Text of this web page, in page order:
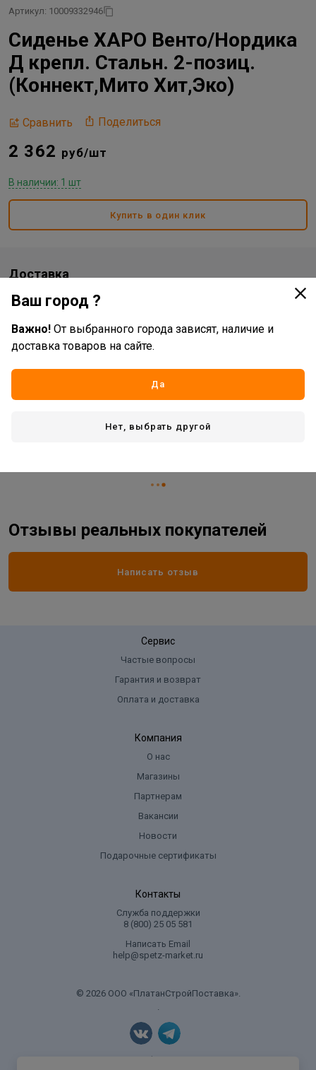
Артикул: 10009332946
Сиденье ХАРО Венто/Нордика
Д крепл. Стальн. 2-позиц.
(Коннект,Мито Хит,Эко)
Сравнить Поделиться
2 362 руб/шт
В наличии: 1 шт
Купить в один клик
Доставка
Стоимость и способы доставки будут доступны при
Характеристики
Основные
Отзывы реальных покупателей
Написать отзыв
Сервис
Частые вопросы
Гарантия и возврат
Оплата и доставка
Компания
О нас
Магазины
Партнерам
Вакансии
Новости
Подарочные сертификаты
Контакты
Служба поддержки
8 (800) 25 05 581
Написать Email
help@spetz-market.ru
© 2026 ООО «ПлатанСтройПоставка».
.
Политика конфиденциальности
Ваш город ?
Важно! От выбранного города зависят, наличие и
доставка товаров на сайте.
Да
Нет, выбрать другой